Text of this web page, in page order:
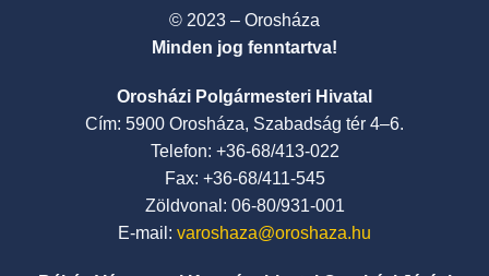
© 2023 – Orosháza
Minden jog fenntartva!
Orosházi Polgármesteri Hivatal
Cím: 5900 Orosháza, Szabadság tér 4–6.
Telefon: +36-68/413-022
Fax: +36-68/411-545
Zöldvonal: 06-80/931-001
E-mail: varoshaza@oroshaza.hu